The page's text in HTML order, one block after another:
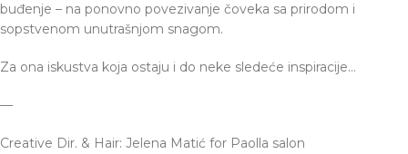
buđenje – na ponovno povezivanje čoveka sa prirodom i
sopstvenom unutrašnjom snagom.
Za ona iskustva koja ostaju i do neke sledeće inspiracije…
—
Creative Dir. & Hair: Jelena Matić for Paolla salon